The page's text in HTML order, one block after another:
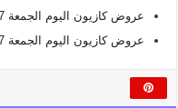
عروض كازيون اليوم الجمعة 7 اغسطس 2026
عروض كازيون اليوم الجمعة 7 حتى 10 اغسطس 2026